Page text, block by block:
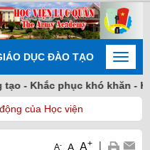
DỤC ĐÀO TẠO
Toggle
phục khó khăn - Hoàn
của Học viện
A- A A+ |